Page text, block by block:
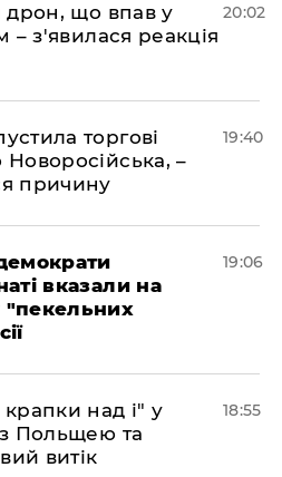
дрон, що впав у
– з'явилася реакція
20:02
торгові
–
причину
19:40
вказали на
"пекельних
19:06
над і" у
з Польщею та
витік
18:55